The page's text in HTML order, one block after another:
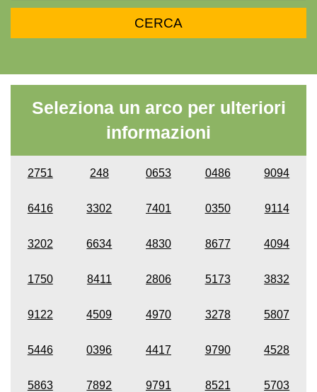
Seleziona un arco per ulteriori
informazioni
2751 248 0653 0486 9094
6416 3302 7401 0350 9114
3202 6634 4830 8677 4094
1750 8411 2806 5173 3832
9122 4509 4970 3278 5807
5446 0396 4417 9790 4528
5863 7892 9791 8521 5703